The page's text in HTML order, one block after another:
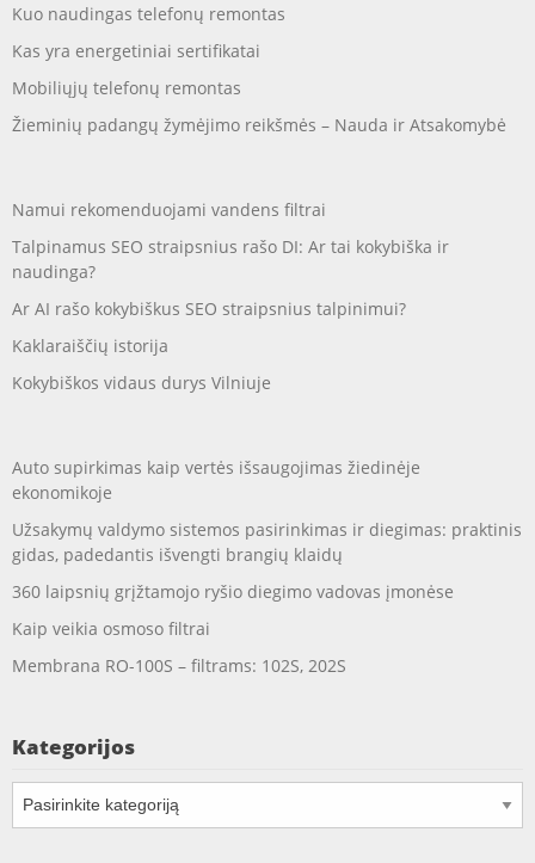
Kuo naudingas telefonų remontas
Kas yra energetiniai sertifikatai
Mobiliųjų telefonų remontas
Žieminių padangų žymėjimo reikšmės – Nauda ir Atsakomybė
Namui rekomenduojami vandens filtrai
Talpinamus SEO straipsnius rašo DI: Ar tai kokybiška ir
naudinga?
Ar AI rašo kokybiškus SEO straipsnius talpinimui?
Kaklaraiščių istorija
Kokybiškos vidaus durys Vilniuje
Auto supirkimas kaip vertės išsaugojimas žiedinėje
ekonomikoje
Užsakymų valdymo sistemos pasirinkimas ir diegimas: praktinis
gidas, padedantis išvengti brangių klaidų
360 laipsnių grįžtamojo ryšio diegimo vadovas įmonėse
Kaip veikia osmoso filtrai
Membrana RO-100S – filtrams: 102S, 202S
Kategorijos